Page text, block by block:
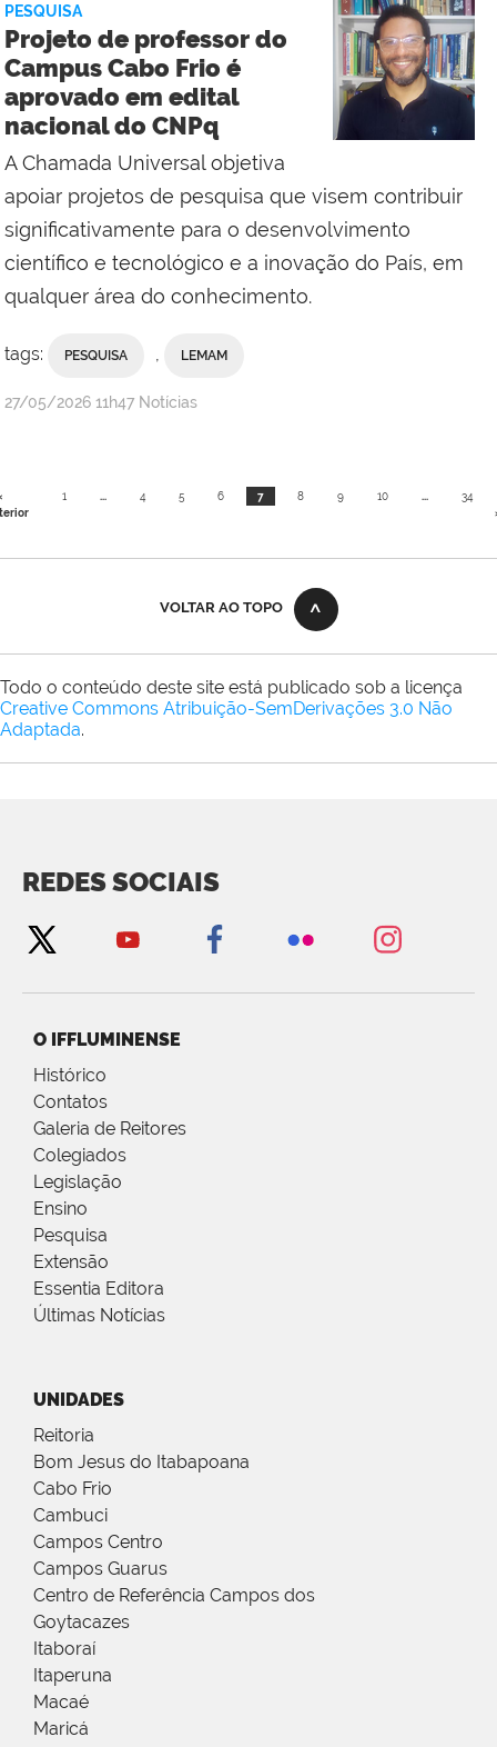
Comunicação
Social
do
Campus
Bom
Jesus
Itabapoana
PESQUISA
Projeto de professor do
Campus Cabo Frio é
aprovado em edital
nacional do CNPq
A Chamada Universal objetiva
apoiar projetos de pesquisa que visem contribuir
significativamente para o desenvolvimento
científico e tecnológico e a inovação do País, em
qualquer área do conhecimento.
tags: PESQUISA , LEMAM
por
IFF
Cabo
publicado
27/05/2026 11h47 Notícias
1 ... 4 5 6 7 8 9 10 ...
34
VOLTAR AO TOPO
Todo o conteúdo deste site está publicado sob a licença
Creative Commons Atribuição-SemDerivações 3.0 Não
Adaptada.
REDES SOCIAIS
O IFFLUMINENSE
Histórico
Contatos
Galeria de Reitores
Colegiados
Legislação
Ensino
Pesquisa
Extensão
Essentia Editora
Últimas Notícias
UNIDADES
Reitoria
Bom Jesus do Itabapoana
Cabo Frio
Cambuci
Campos Centro
Campos Guarus
Centro de Referência Campos dos
Goytacazes
Itaboraí
Itaperuna
Macaé
Maricá